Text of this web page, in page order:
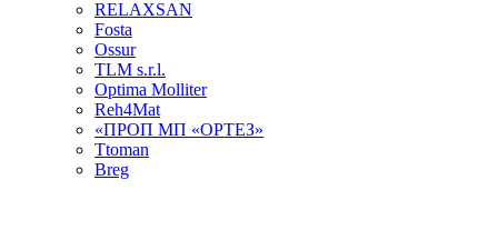
RELAXSAN
Fosta
Ossur
TLM s.r.l.
Optima Molliter
Reh4Mat
«ПРОП МП «ОРТЕЗ»
Ttoman
Breg